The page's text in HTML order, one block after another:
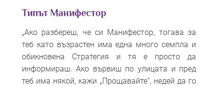
Типът Манифестор
„Ако разбереш, че си Манифестор, тогава за
теб като възрастен има една много семпла и
обикновена Стратегия и тя е просто да
информираш. Ако вървиш по улицата и пред
теб има някой, кажи „Прощавайте“, недей да го